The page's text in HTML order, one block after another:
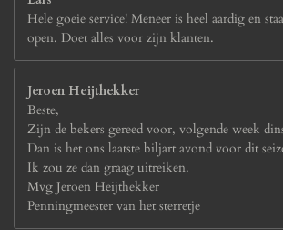
Hele goeie service! Meneer is heel aardig en
open. Doet alles voor zijn klanten.
Jeroen Heijthekker
Beste,
Zijn de bekers gereed voor, volgende week
Dan is het ons laatste biljart avond voor dit
Ik zou ze dan graag uitreiken.
Mvg Jeroen Heijthekker
Penningmeester van het sterretje